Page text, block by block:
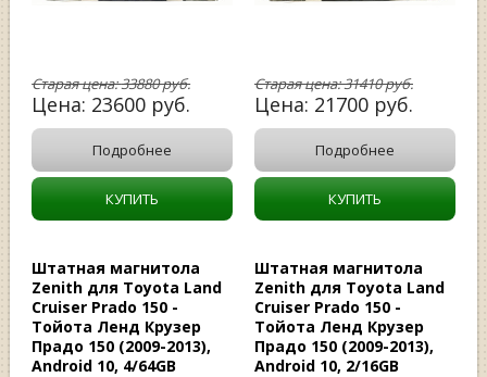
Старая цена:33880руб.
Цена: 23600 руб.
Подробнее
КУПИТЬ
Старая цена:31410руб.
Цена: 21700 руб.
Подробнее
КУПИТЬ
Штатная магнитола
Zenith для Toyota Land
Cruiser Prado 150 -
Тойота Ленд Крузер
Прадо 150 (2009-2013),
Android 10, 4/64GB
Штатная магнитола
Zenith для Toyota Land
Cruiser Prado 150 -
Тойота Ленд Крузер
Прадо 150 (2009-2013),
Android 10, 2/16GB